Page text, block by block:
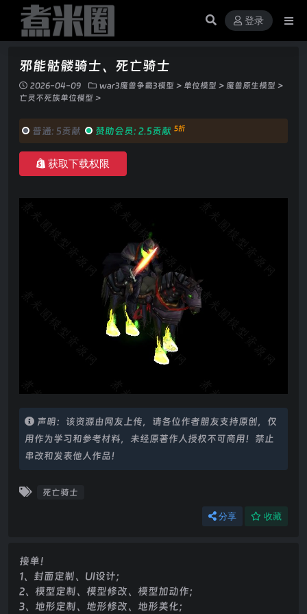
登录
邪能骷髅骑士、死亡骑士
2026-04-09 war3魔兽争霸3模型 > 单位模型 > 魔兽原生模型 >
亡灵不死族单位模型 >
普通: 5贡献 赞助会员: 2.5贡献 5折
获取下载权限
声明：该资源由网友上传，请各位作者朋友支持原创，仅
用作为学习和参考材料，未经原著作人授权不可商用！禁止
串改和发表他人作品！
死亡骑士
分享 收藏
接单！
1、封面定制、UI设计；
2、模型定制、模型修改、模型加动作；
3、地形定制、地形修改、地形美化；